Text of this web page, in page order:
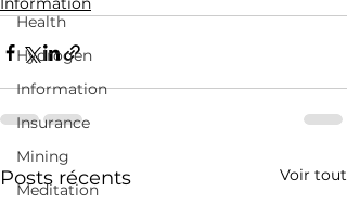
Health
Hydrogen
Information
Insurance
Mining
Meditation
Posts récents Voir tout